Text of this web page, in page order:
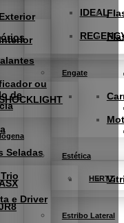
ou
de
Seladas
e Driver
Exterior IDEAL
Engate
Estética
Estribo Lateral
HERTZ